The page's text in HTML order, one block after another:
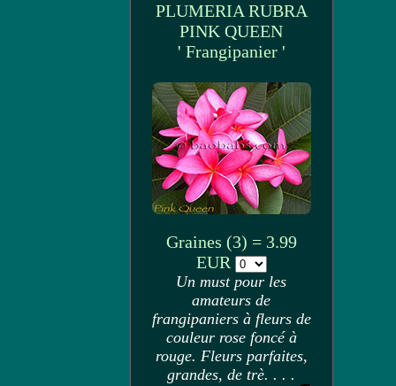
PLUMERIA RUBRA
PINK QUEEN
' Frangipanier '
Graines (3) = 3.99
EUR
Un must pour les
amateurs de
frangipaniers à fleurs de
couleur rose foncé à
rouge. Fleurs parfaites,
grandes, de trè. . . .